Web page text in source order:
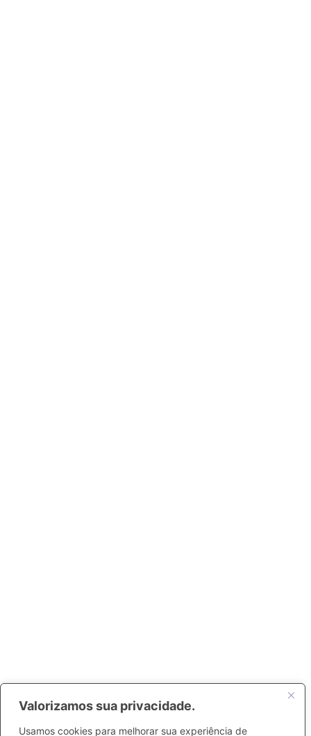
Valorizamos sua privacidade.
Usamos cookies para melhorar sua experiência de